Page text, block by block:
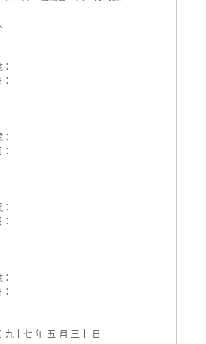
九十七 年 五 月 三十 日